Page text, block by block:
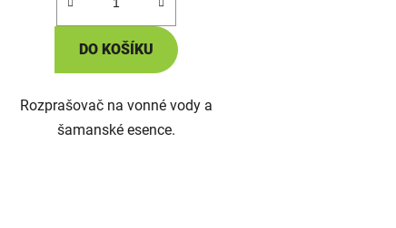
DO KOŠÍKU
Rozprašovač na vonné vody a
šamanské esence.